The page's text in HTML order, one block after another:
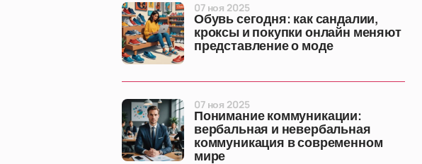
Обувь сегодня: как сандалии,
кроксы и покупки онлайн меняют
представление о моде
07 ноя 2025
Понимание коммуникации:
вербальная и невербальная
коммуникация в современном
мире
07 ноя 2025